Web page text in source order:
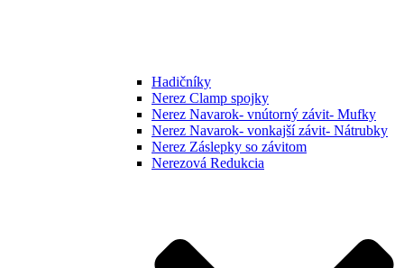
Hadičníky
Nerez Clamp spojky
Nerez Navarok- vnútorný závit- Mufky
Nerez Navarok- vonkajší závit- Nátrubky
Nerez Záslepky so závitom
Nerezová Redukcia